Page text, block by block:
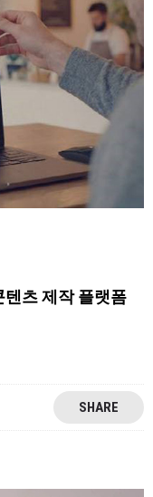
텐츠 제작 플랫폼
SHARE